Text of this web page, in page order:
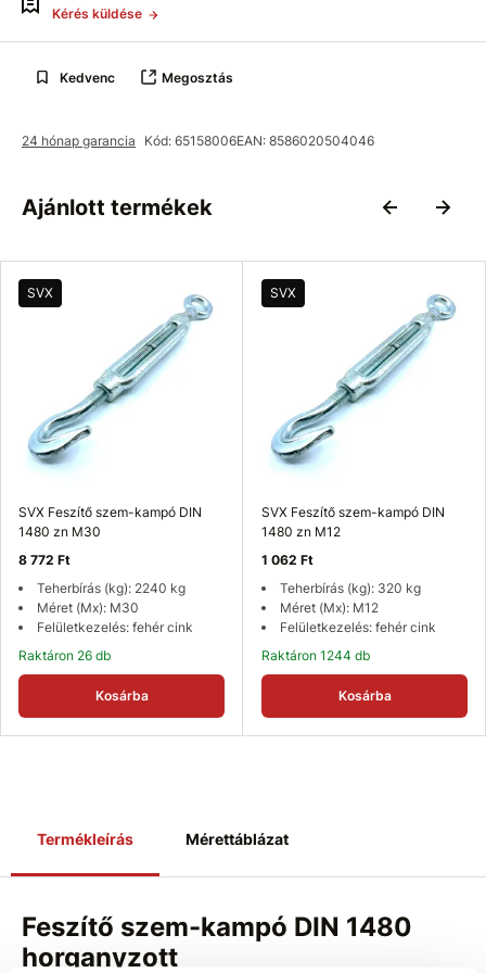
Kérés küldése
Kedvenc Megosztás
24 hónap garancia Kód: 65158006EAN: 8586020504046
Ajánlott termékek
SVX
SVX Feszítő szem-kampó DIN
1480 zn M30
8 772 Ft
Teherbírás (kg): 2240 kg
Méret (Mx): M30
Felületkezelés: fehér cink
Raktáron 26 db
Kosárba
SVX
SVX Feszítő szem-kampó DIN
1480 zn M12
1 062 Ft
Teherbírás (kg): 320 kg
Méret (Mx): M12
Felületkezelés: fehér cink
Raktáron 1244 db
Kosárba
Termékleírás Mérettáblázat
Feszítő szem-kampó DIN 1480
horganyzott